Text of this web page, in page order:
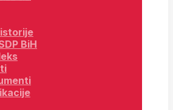
BiH